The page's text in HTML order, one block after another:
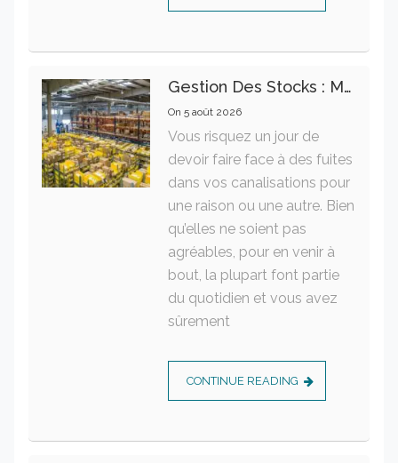
Gestion Des Stocks : Meilleures Pratiques Intralogistiques
On 5 août 2026
Vous risquez un jour de
devoir faire face à des fuites
dans vos canalisations pour
une raison ou une autre. Bien
qu’elles ne soient pas
agréables, pour en venir à
bout, la plupart font partie
du quotidien et vous avez
sûrement
CONTINUE READING